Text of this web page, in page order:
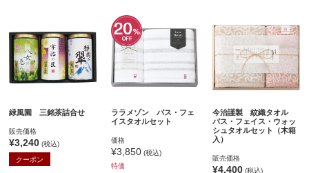
緑風園 三銘茶詰合せ
販売価格
¥3,240 (税込)
クーポン
ララメゾン バス・フェ
イスタオルセット
価格
¥3,850(税込)
特価
今治謹製 紋織タオル
バス・フェイス・ウォッ
シュタオルセット（木箱
入）
販売価格
¥4,400 (税込)